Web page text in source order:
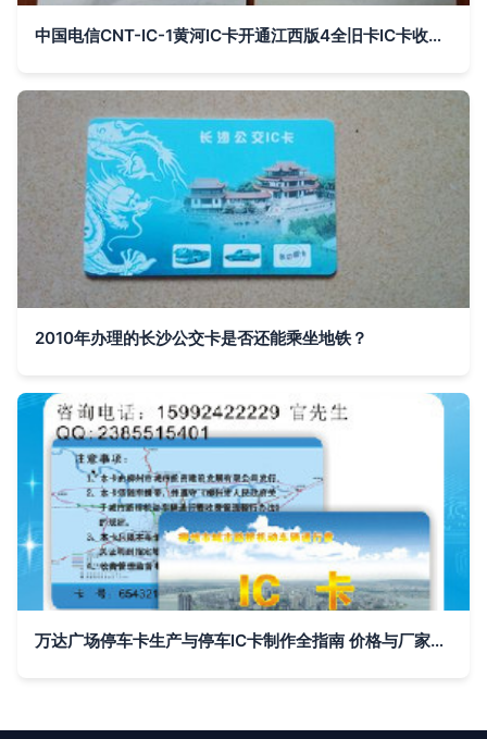
中国电信CNT-IC-1黄河IC卡开通江西版4全旧卡IC卡收藏价值分析
2010年办理的长沙公交卡是否还能乘坐地铁？
万达广场停车卡生产与停车IC卡制作全指南 价格与厂家选择深度解析